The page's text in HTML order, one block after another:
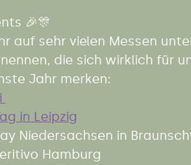
🎉🎊
auf sehr vielen Messen
die sich wirklich für
Jahr merken:
in Leipzig
Niedersachsen in
Hamburg